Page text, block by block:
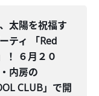
太陽を祝福す
ティ 「Red
６月２０
内房の
CLUB」で開